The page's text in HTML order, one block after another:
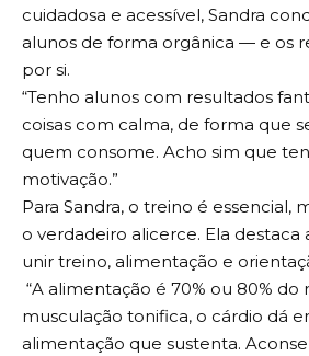
cuidadosa e acessível, Sandra
alunos de forma orgânica — e os
por si.
“Tenho alunos com resultados
coisas com calma, de forma que
quem consome. Acho sim que
motivação.”
Para Sandra, o treino é essencial,
o verdadeiro alicerce. Ela
unir treino, alimentação e
“A alimentação é 70% ou 80% do
musculação tonifica, o cárdio dá
alimentação que sustenta.